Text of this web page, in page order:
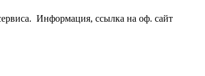
Информация, ссылка на оф. сайт